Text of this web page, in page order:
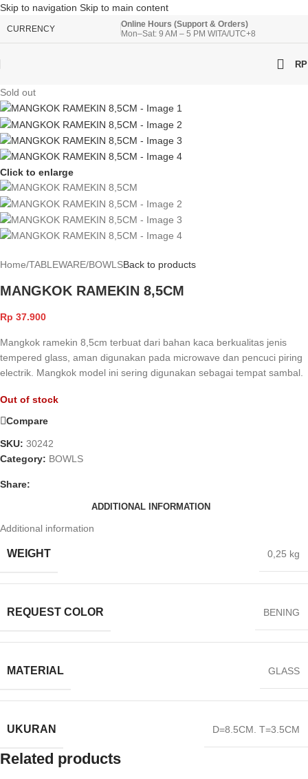
Skip to navigation Skip to main content
CURRENCY
Online Hours (Support & Orders)
Mon–Sat: 9 AM – 5 PM WITA/UTC+8
RP
Sold out
Click to enlarge
Home/TABLEWARE/BOWLSBack to products
MANGKOK RAMEKIN 8,5CM
Rp 37.900
Mangkok ramekin 8,5cm terbuat dari bahan kaca berkualitas jenis
tempered glass, aman digunakan pada microwave dan pencuci piring
electrik. Mangkok model ini sering digunakan sebagai tempat sambal.
Out of stock
Compare
SKU: 30242
Category: BOWLS
Share:
ADDITIONAL INFORMATION
Additional information
WEIGHT 0,25 kg
REQUEST COLOR BENING
MATERIAL GLASS
UKURAN D=8.5CM. T=3.5CM
Related products